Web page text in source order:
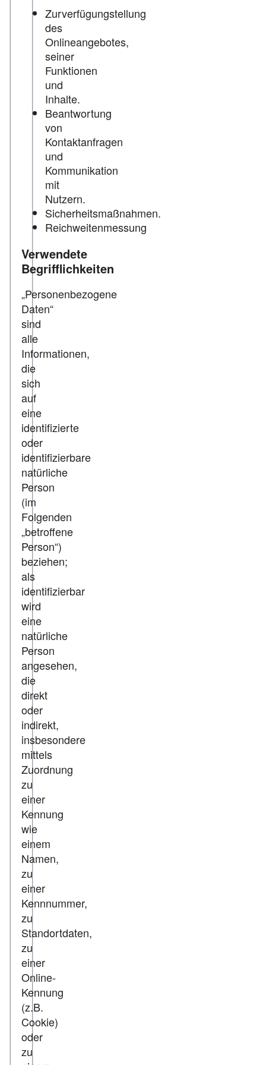
Zurverfügungstellung
des
Onlineangebotes,
seiner
Funktionen
und
Inhalte.
Beantwortung
von
Kontaktanfragen
und
Kommunikation
mit
Nutzern.
Sicherheitsmaßnahmen.
Reichweitenmessung
Verwendete
Begrifflichkeiten
„Personenbezogene
Daten“
sind
alle
Informationen,
die
sich
auf
eine
identifizierte
oder
identifizierbare
natürliche
Person
(im
Folgenden
„betroffene
Person“)
beziehen;
als
identifizierbar
wird
eine
natürliche
Person
angesehen,
die
direkt
oder
indirekt,
insbesondere
mittels
Zuordnung
zu
einer
Kennung
wie
einem
Namen,
zu
einer
Kennnummer,
zu
Standortdaten,
zu
einer
Online-
Kennung
(z.B.
Cookie)
oder
zu